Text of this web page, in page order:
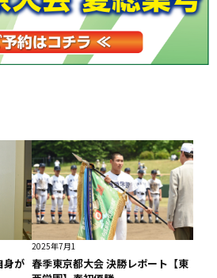
身が
2025年7月1
春季東京都大会 決勝レポート【東